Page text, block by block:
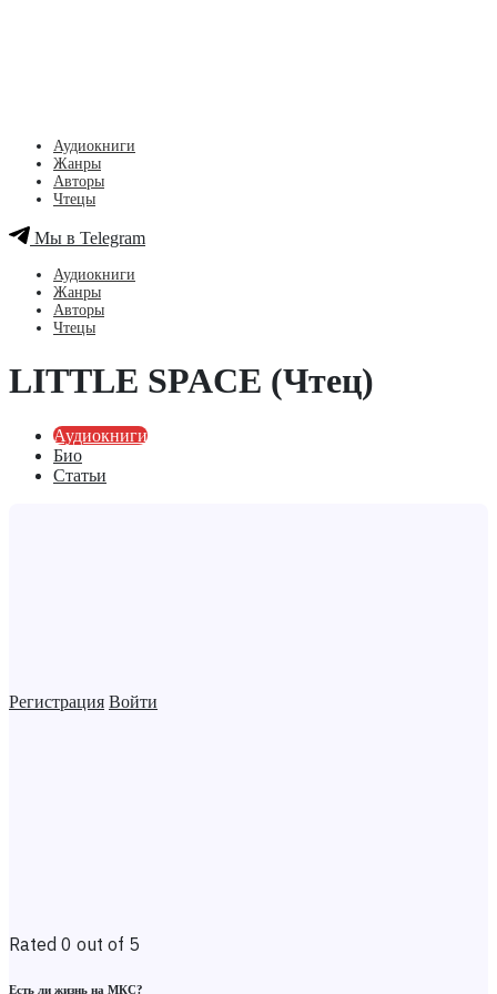
Регистрация Войти
Аудиокниги
Жанры
Авторы
Чтецы
Мы в Telegram
Аудиокниги
Жанры
Авторы
Чтецы
LITTLE SPACE (Чтец)
Аудиокниги
Био
Статьи
Rated 0 out of 5
Есть ли жизнь на МКС?